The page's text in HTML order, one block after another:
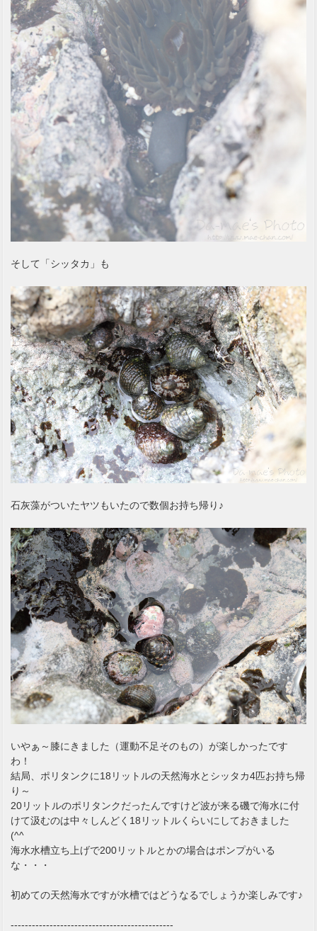
そして「シッタカ」も
石灰藻がついたヤツもいたので数個お持ち帰り♪
いやぁ～膝にきました（運動不足そのもの）が楽しかったです
わ！
結局、ポリタンクに18リットルの天然海水とシッタカ4匹お持ち帰
り～
20リットルのポリタンクだったんですけど波が来る磯で海水に付
けて汲むのは中々しんどく18リットルくらいにしておきました
(^^ゞ
海水水槽立ち上げで200リットルとかの場合はポンプがいる
な・・・
初めての天然海水ですが水槽ではどうなるでしょうか楽しみです♪
----------------------------------------------